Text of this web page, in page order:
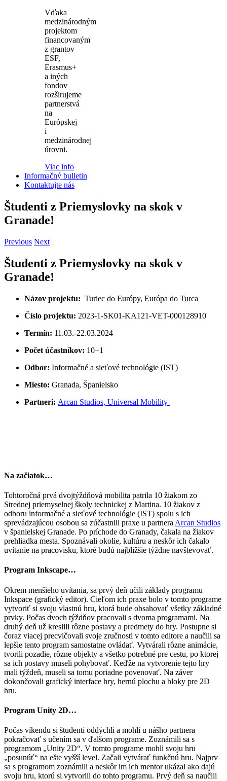
Vďaka
medzinárodným
projektom
financovaným
z grantov
ESF,
Erasmus+
a iných
fondov
rozširujeme
partnerstvá
na
Európskej
i
medzinárodnej
úrovni.
Viac info
Informačný bulletin
Kontaktujte nás
Študenti z Priemyslovky na skok v
Granade!
Previous Next
Študenti z Priemyslovky na skok v
Granade!
Názov projektu: Turiec do Európy, Európa do Turca
Číslo projektu: 2023-1-SK01-KA121-VET-000128910
Termín: 11.03.-22.03.2024
Počet účastníkov: 10+1
Odbor: Informačné a sieťové technológie (IST)
Miesto: Granada, Španielsko
Partneri: Arcan Studios, Universal Mobility
Na začiatok…
Tohtoročná prvá dvojtýždňová mobilita patrila 10 žiakom zo
Strednej priemyselnej školy technickej z Martina. 10 žiakov z
odboru informačné a sieťové technológie (IST) spolu s ich
sprevádzajúcou osobou sa zúčastnili praxe u partnera Arcan Studios
v španielskej Granade. Po príchode do Granady, čakala na žiakov
prehliadka mesta. Spoznávali okolie, kultúru a neskôr ich čakalo
uvítanie na pracovisku, ktoré budú najbližšie týždne navštevovať.
Program Inkscape…
Okrem menšieho uvítania, sa prvý deň učili základy programu
Inkspace (grafický editor). Cieľom ich praxe bolo v tomto programe
vytvoriť si svoju vlastnú hru, ktorá bude obsahovať všetky základné
prvky. Počas dvoch týždňov pracovali s dvoma programami. Na
druhý deň už kreslili rôzne postavy a predmety do hry. Postupne si
čoraz viacej precvičovali svoje zručnosti v tomto editore a naučili sa
lepšie tento program samostatne ovládať. Vytvárali rôzne animácie,
tvorili pozadie, rôzne objekty a všetko potrebné pre cestu, po ktorej
sa ich postavy museli pohybovať. Keďže na vytvorenie tejto hry
mali týždeň, museli sa tomu poriadne povenovať. Na záver
dokončovali grafický interface hry, hernú plochu a bloky pre 2D
hru.
Program Unity 2D…
Počas víkendu si študenti oddýchli a mohli u nášho partnera
pokračovať s učením sa v ďalšom programe. Zoznámili sa s
programom „Unity 2D“. V tomto programe mohli svoju hru
„posunúť“ na ešte vyšší level. Začali vytvárať funkčnú hru. Najprv
sa s programom zoznámili a neskôr im ich mentor ukázal ako dajú
svoju hru, ktorú si vytvorili do tohto programu. Prvý deň sa naučili